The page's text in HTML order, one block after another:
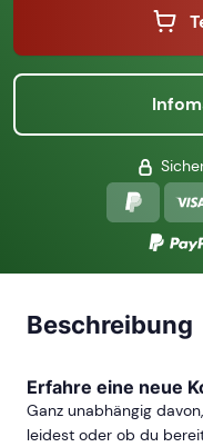
Beschreibung
Erfahre eine neue
Ganz unabhängig
leidest oder ob du